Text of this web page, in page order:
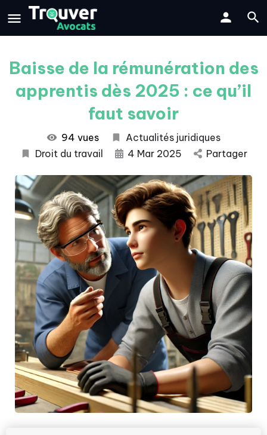
Baisse de la rémunération des
apprentis dès 2025 : ce qu’il
faut savoir
94 vues
Actualités juridiques
Droit du travail
4 Mar 2025 Partager